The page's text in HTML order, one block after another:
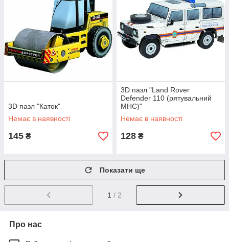
3D пазл "Каток"
Немає в наявності
145 ₴
3D пазл "Land Rover
Defender 110 (рятувальний
МНС)"
Немає в наявності
128 ₴
Показати ще
1 / 2
Про нас